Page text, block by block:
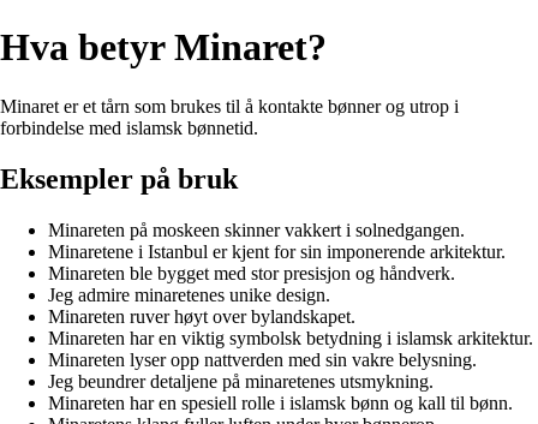
Hva betyr Minaret?
Minaret er et tårn som brukes til å kontakte bønner og utrop i
forbindelse med islamsk bønnetid.
Eksempler på bruk
Minareten på moskeen skinner vakkert i solnedgangen.
Minaretene i Istanbul er kjent for sin imponerende arkitektur.
Minareten ble bygget med stor presisjon og håndverk.
Jeg admire minaretenes unike design.
Minareten ruver høyt over bylandskapet.
Minareten har en viktig symbolsk betydning i islamsk arkitektur.
Minareten lyser opp nattverden med sin vakre belysning.
Jeg beundrer detaljene på minaretenes utsmykning.
Minareten har en spesiell rolle i islamsk bønn og kall til bønn.